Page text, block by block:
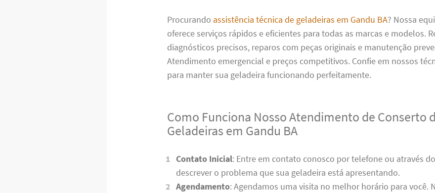
Procurando assistência técnica de geladeiras em Gandu BA? Nossa
oferece serviços rápidos e eficientes para todas as marcas e modelos.
diagnósticos precisos, reparos com peças originais e manutenção
Atendimento emergencial e preços competitivos. Confie em nossos
para manter sua geladeira funcionando perfeitamente.
Como Funciona Nosso Atendimento de Conserto
Geladeiras em Gandu BA
Contato Inicial: Entre em contato conosco por telefone ou através
descrever o problema que sua geladeira está apresentando.
Agendamento: Agendamos uma visita no melhor horário para você.